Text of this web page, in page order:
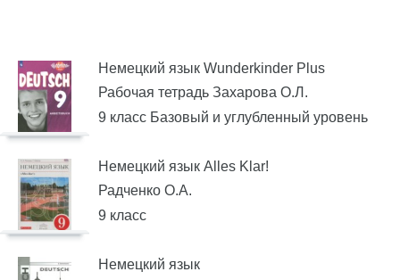
Немецкий язык Wunderkinder Plus
Рабочая тетрадь Захарова О.Л.
9 класс Базовый и углубленный уровень
Немецкий язык Alles Klar!
Радченко О.А.
9 класс
Немецкий язык